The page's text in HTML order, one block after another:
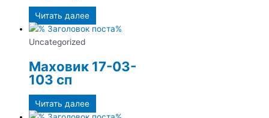
Читать далее
Uncategorized
Маховик 17-03-
103 сп
Читать далее